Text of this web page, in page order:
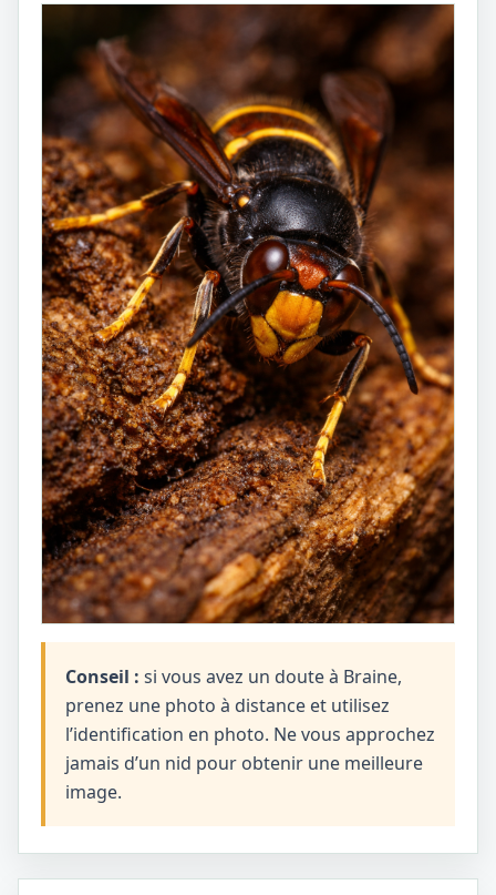
Conseil : si vous avez un doute à Braine,
prenez une photo à distance et utilisez
l’identification en photo. Ne vous approchez
jamais d’un nid pour obtenir une meilleure
image.